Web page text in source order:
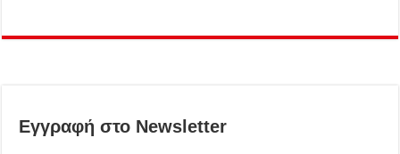
Εγγραφή στο Newsletter